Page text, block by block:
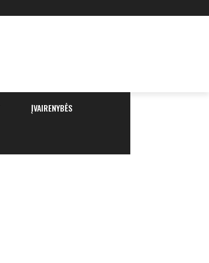
ĮVAIRENYBĖS